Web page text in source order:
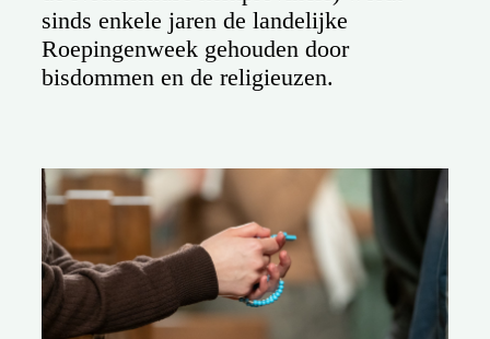
sinds enkele jaren de landelijke
Roepingenweek gehouden door
bisdommen en de religieuzen.